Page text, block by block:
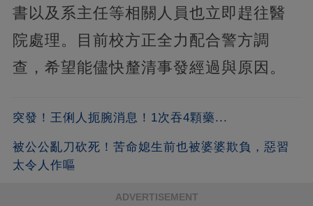
書以及系主任等相關人員也立即趕往醫
院處理。目前校方正全力配合警方調
查，希望能儘快釐清事發經過與原因。
突發！王俐人扼腕消息！1次吞4顆藥...
被公公亂刀砍死！苦命媳生前也被婆婆欺負，惡習
太令人作嘔
ADVERTISEMENT